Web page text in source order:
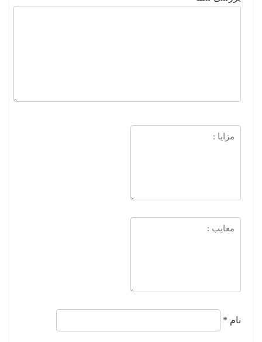
نام *